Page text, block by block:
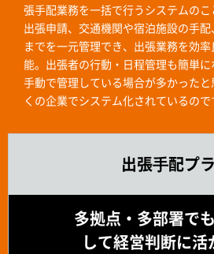
張手配業務を一括で行うシステムのこ
出張申請、交通機関や宿泊施設の手
までを一元管理でき、出張業務を効
能。出張者の行動・日程管理も簡単に
手動で管理している場合が多かった
くの企業でシステム化されているので
出張⼿配プ
多拠点・多部署で
して経営判断に活